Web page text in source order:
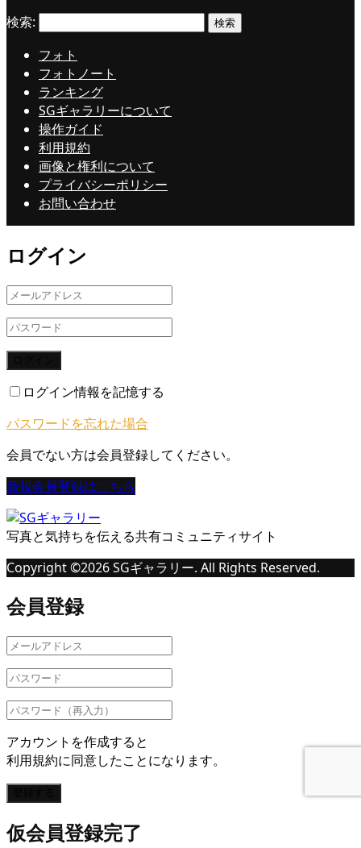
フォト
フォトノート
ランキング
SGギャラリーについて
操作ガイド
利用規約
画像と権利について
プライバシーポリシー
お問い合わせ
検索:
ログイン
ログイン情報を記憶する
パスワードを忘れた場合
会員でない方は会員登録してください。
新規会員登録はこちら
写真と気持ちを伝える共有コミュニティサイト
Copyright ©2026SGギャラリー. All Rights Reserved.
会員登録
アカウントを作成すると
利用規約に同意したことになります。
仮会員登録完了